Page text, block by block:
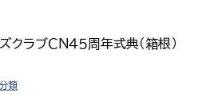
ラブＣＮ４５周年式典（箱根）
類